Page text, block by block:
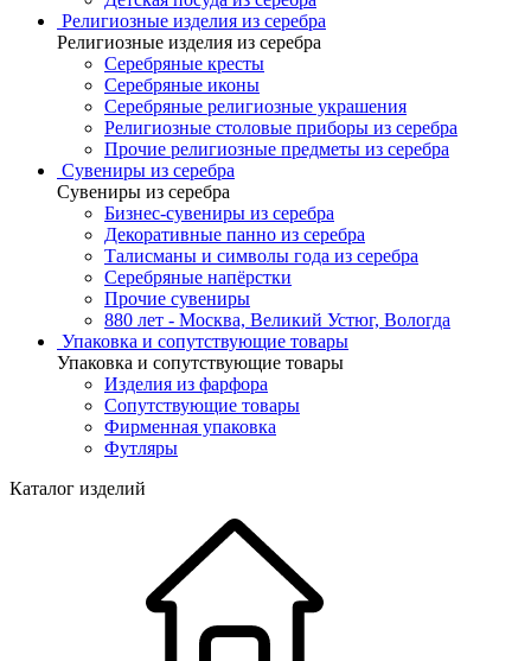
Религиозные изделия из серебра
Религиозные изделия из серебра
Серебряные кресты
Серебряные иконы
Серебряные религиозные украшения
Религиозные столовые приборы из серебра
Прочие религиозные предметы из серебра
Сувениры из серебра
Сувениры из серебра
Бизнес-сувениры из серебра
Декоративные панно из серебра
Талисманы и символы года из серебра
Серебряные напёрстки
Прочие сувениры
880 лет - Москва, Великий Устюг, Вологда
Упаковка и сопутствующие товары
Упаковка и сопутствующие товары
Изделия из фарфора
Сопутствующие товары
Фирменная упаковка
Футляры
Каталог изделий